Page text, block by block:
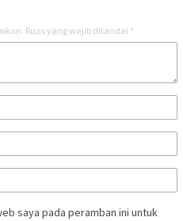
Ruas yang wajib ditandai *
saya pada peramban ini untuk